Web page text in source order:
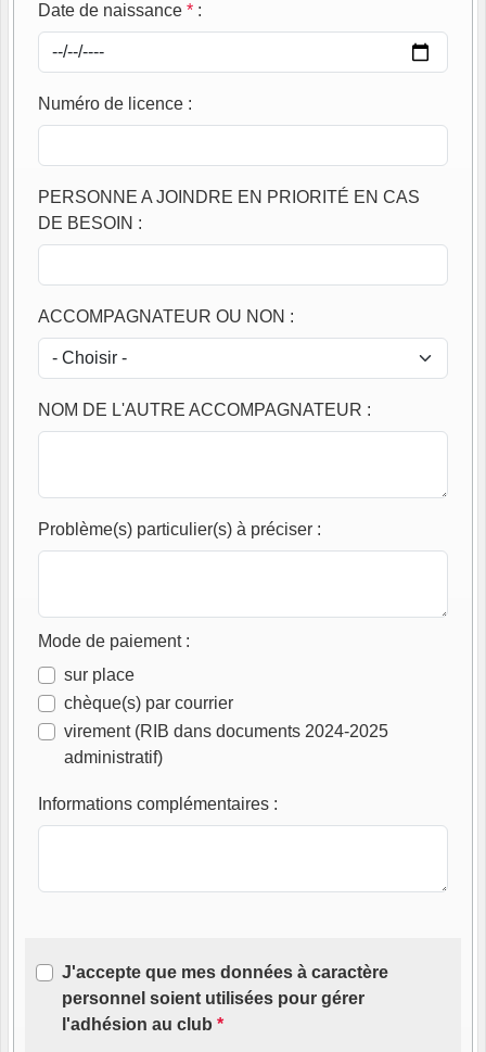
Date de naissance * :
Numéro de licence :
PERSONNE A JOINDRE EN PRIORITÉ EN CAS
DE BESOIN :
ACCOMPAGNATEUR OU NON :
NOM DE L'AUTRE ACCOMPAGNATEUR :
Problème(s) particulier(s) à préciser :
Mode de paiement:
sur place
chèque(s) par courrier
virement (RIB dans documents 2024-2025
administratif)
Informations complémentaires :
J'accepte que mes données à caractère
personnel soient utilisées pour gérer
l'adhésion au club *